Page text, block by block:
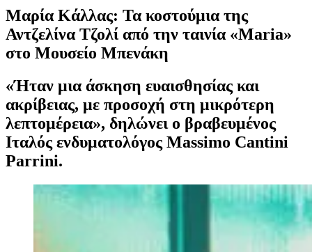
Μαρία Κάλλας: Τα κοστούμια της
Αντζελίνα Τζολί από την ταινία «Maria»
στο Μουσείο Μπενάκη
«Ήταν μια άσκηση ευαισθησίας και
ακρίβειας, με προσοχή στη μικρότερη
λεπτομέρεια», δηλώνει ο βραβευμένος
Ιταλός ενδυματολόγος Massimo Cantini
Parrini.